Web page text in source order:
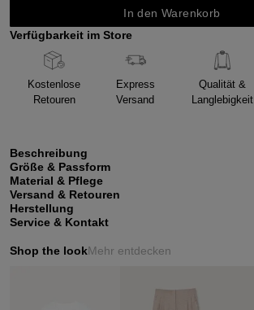
In den Warenkorb
Verfügbarkeit im Store
Kostenlose
Retouren
Express
Versand
Qualität &
Langlebigkeit
Beschreibung
Größe & Passform
Material & Pflege
Versand & Retouren
Herstellung
Service & Kontakt
Shop the lookMehr entdecken